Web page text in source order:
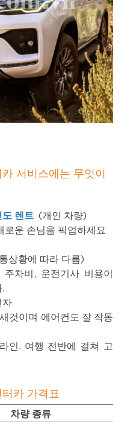
서비스에는 무엇이
렌트 (개인 차량)
로운 손님을 픽업하세요
상황에 따라 다름)
차비, 운전기사 비용이
자
것이며 에어컨도 잘 작동
인. 여행 전반에 걸쳐 고
카 가격표
차량 종류